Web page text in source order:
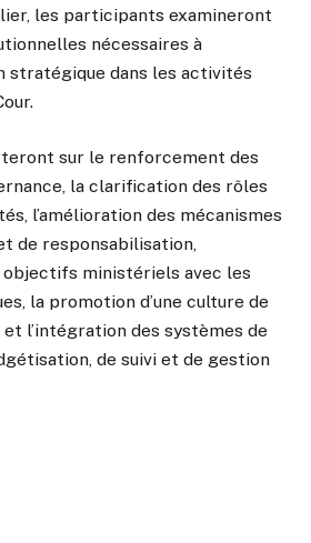
les participants examineront
nécessaires à
stratégique dans les activités
sur le renforcement des
la clarification des rôles
l’amélioration des mécanismes
de responsabilisation,
objectifs ministériels avec les
la promotion d’une culture de
l’intégration des systèmes de
de suivi et de gestion